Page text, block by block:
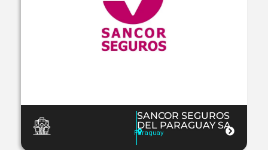
SANCOR SEGUROS
DEL PARAGUAY SA
Paraguay